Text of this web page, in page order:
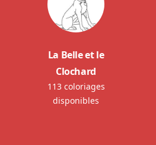
La Belle et le
Clochard
113 coloriages
disponibles